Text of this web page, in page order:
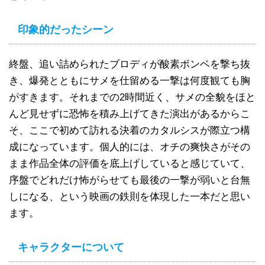
印象的だったシーン
終盤、追い詰められたブロディが酸素ボンベを撃ち抜
き、爆発とともにサメを仕留める一撃は何度観ても胸
がすきます。それまでの2時間近く、サメの全貌をほと
んど見せずに恐怖を積み上げてきた演出があるからこ
そ、ここで初めて訪れる決着のカタルシスが際立つ構
成になっています。個人的には、オチの爽快さがその
まま作品全体の評価を底上げしていると感じていて、
序盤でどれだけ怖がらせても最後の一撃が弱いと台無
しになる、という映画の鉄則を体現した一本だと思い
ます。
キャラクターについて